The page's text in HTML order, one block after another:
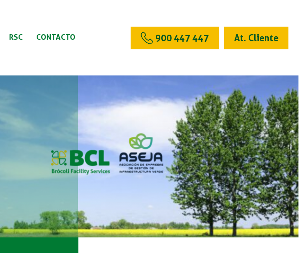
RSC CONTACTO 900 447 447 At. Cliente